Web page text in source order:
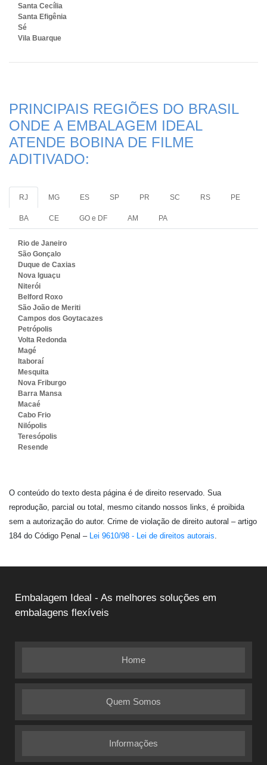
Santa Cecília
Santa Efigênia
Sé
Vila Buarque
PRINCIPAIS REGIÕES DO BRASIL
ONDE A EMBALAGEM IDEAL
ATENDE BOBINA DE FILME
ADITIVADO:
RJ MG ES SP PR SC RS PE
BA CE GO e DF AM PA
Rio de Janeiro
São Gonçalo
Duque de Caxias
Nova Iguaçu
Niterói
Belford Roxo
São João de Meriti
Campos dos Goytacazes
Petrópolis
Volta Redonda
Magé
Itaboraí
Mesquita
Nova Friburgo
Barra Mansa
Macaé
Cabo Frio
Nilópolis
Teresópolis
Resende
O conteúdo do texto desta página é de direito reservado. Sua
reprodução, parcial ou total, mesmo citando nossos links, é proibida
sem a autorização do autor. Crime de violação de direito autoral – artigo
184 do Código Penal –
Lei 9610/98 - Lei de direitos autorais
Embalagem Ideal - As melhores soluções em
embalagens flexíveis
Home
Quem Somos
Informações